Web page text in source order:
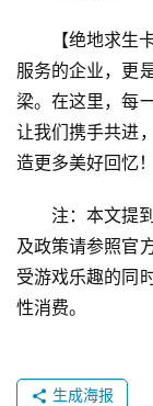
【绝地求生
服务的企业，更
梁。在这里，每
让我们携手共进
造更多美好回忆！
注：本文提
及政策请参照官
受游戏乐趣的同
性消费。
生成海报